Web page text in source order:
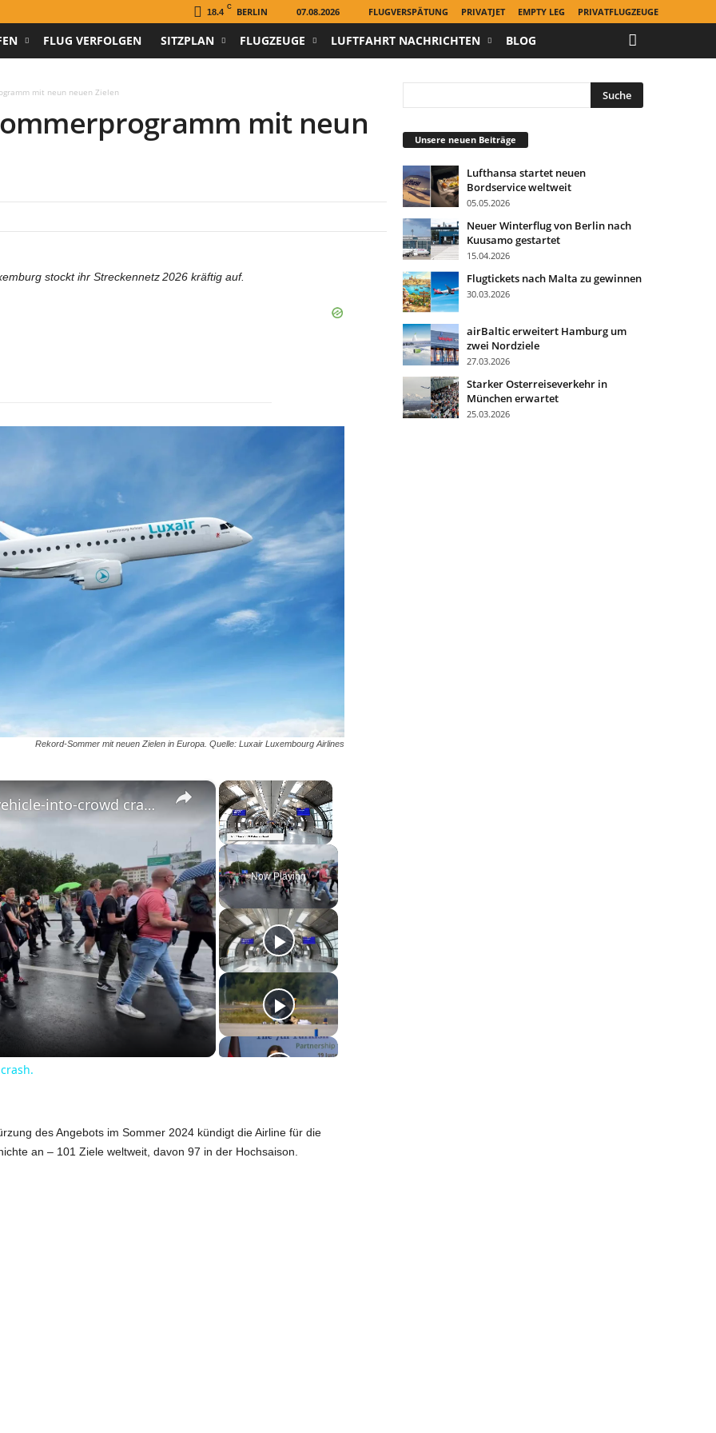
18.4
C BERLIN 07.08.2026 FLUGVERSPÄTUNG PRIVATJET EMPTY LEG PRIVATFLUGZEUGE
FLUG VERFOLGEN SITZPLAN FLUGZEUGE LUFTFAHRT NACHRICHTEN BLOG
mit neun neuen Zielen
mit neun
stockt ihr Streckennetz 2026 kräftig auf.
Rekord-Sommer mit neuen Zielen in Europa. Quelle: Luxair Luxembourg Airlines
×
Unmute
Now Playing
×
Germany: Berlin in aftermath of vehicle-into-crowd crash.
des Angebots im Sommer 2024 kündigt die Airline für die
an – 101 Ziele weltweit, davon 97 in der Hochsaison.
Unsere neuen Beiträge
Lufthansa startet neuen
Bordservice weltweit
05.05.2026
Neuer Winterflug von Berlin nach
Kuusamo gestartet
15.04.2026
Flugtickets nach Malta zu gewinnen
30.03.2026
airBaltic erweitert Hamburg um
zwei Nordziele
27.03.2026
Starker Osterreiseverkehr in
München erwartet
25.03.2026